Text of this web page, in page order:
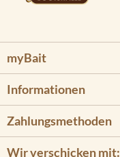
myBait
Informationen
Zahlungsmethoden
Wir verschicken mit: